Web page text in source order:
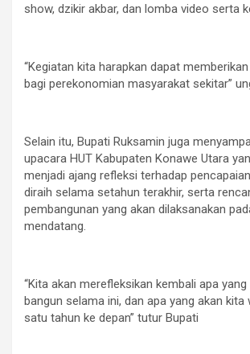
show, dzikir akbar, dan lomba video serta
“Kegiatan kita harapkan dapat
bagi perekonomian masyarakat sekitar”
Selain itu, Bupati Ruksamin juga
upacara HUT Kabupaten Konawe Utara
menjadi ajang refleksi terhadap
diraih selama setahun terakhir, serta
pembangunan yang akan dilaksanakan
mendatang.
“Kita akan merefleksikan kembali apa
bangun selama ini, dan apa yang akan kita
satu tahun ke depan” tutur Bupati